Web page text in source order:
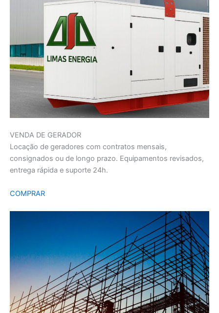
VENDA DE GERADOR
Locação de geradores com contratos mensais,
consignados ou de longo prazo. Equipamentos revisados,
entrega rápida e suporte 24h.
COMPRAR